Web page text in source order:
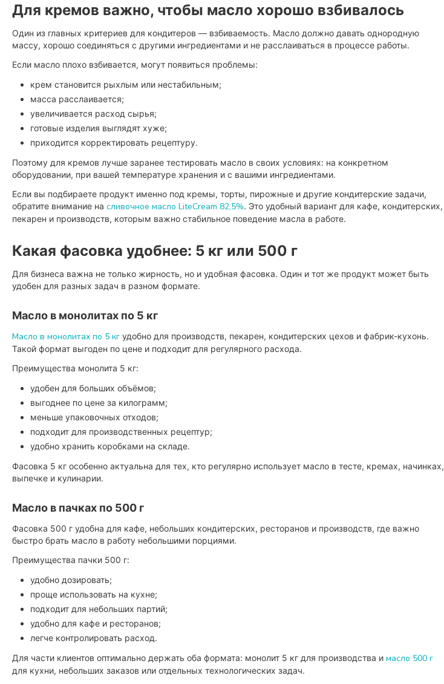
Для кремов важно, чтобы масло хорошо взбивалось
Один из главных критериев для кондитеров — взбиваемость. Масло должно давать однородную
массу, хорошо соединяться с другими ингредиентами и не расслаиваться в процессе работы.
Если масло плохо взбивается, могут появиться проблемы:
крем становится рыхлым или нестабильным;
масса расслаивается;
увеличивается расход сырья;
готовые изделия выглядят хуже;
приходится корректировать рецептуру.
Поэтому для кремов лучше заранее тестировать масло в своих условиях: на конкретном
оборудовании, при вашей температуре хранения и с вашими ингредиентами.
Если вы подбираете продукт именно под кремы, торты, пирожные и другие кондитерские задачи,
обратите внимание на сливочное масло LiteCream 82,5%. Это удобный вариант для кафе, кондитерских,
пекарен и производств, которым важно стабильное поведение масла в работе.
Какая фасовка удобнее: 5 кг или 500 г
Для бизнеса важна не только жирность, но и удобная фасовка. Один и тот же продукт может быть
удобен для разных задач в разном формате.
Масло в монолитах по 5 кг
Масло в монолитах по 5 кг удобно для производств, пекарен, кондитерских цехов и фабрик-кухонь.
Такой формат выгоден по цене и подходит для регулярного расхода.
Преимущества монолита 5 кг:
удобен для больших объёмов;
выгоднее по цене за килограмм;
меньше упаковочных отходов;
подходит для производственных рецептур;
удобно хранить коробками на складе.
Фасовка 5 кг особенно актуальна для тех, кто регулярно использует масло в тесте, кремах, начинках,
выпечке и кулинарии.
Масло в пачках по 500 г
Фасовка 500 г удобна для кафе, небольших кондитерских, ресторанов и производств, где важно
быстро брать масло в работу небольшими порциями.
Преимущества пачки 500 г:
удобно дозировать;
проще использовать на кухне;
подходит для небольших партий;
удобно для кафе и ресторанов;
легче контролировать расход.
Для части клиентов оптимально держать оба формата: монолит 5 кг для производства и масло 500 г
для кухни, небольших заказов или отдельных технологических задач.